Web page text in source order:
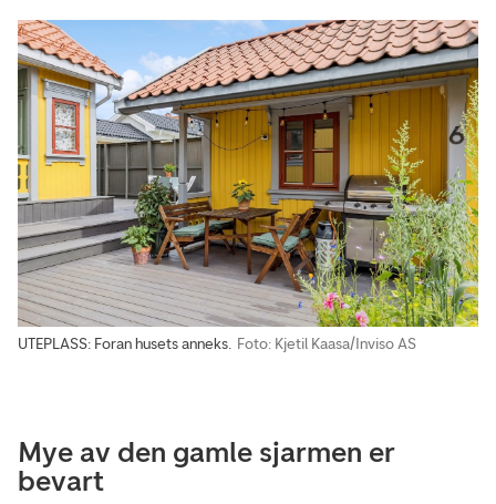
UTEPLASS: Foran husets anneks. Foto: Kjetil Kaasa/Inviso AS
Mye av den gamle sjarmen er
bevart